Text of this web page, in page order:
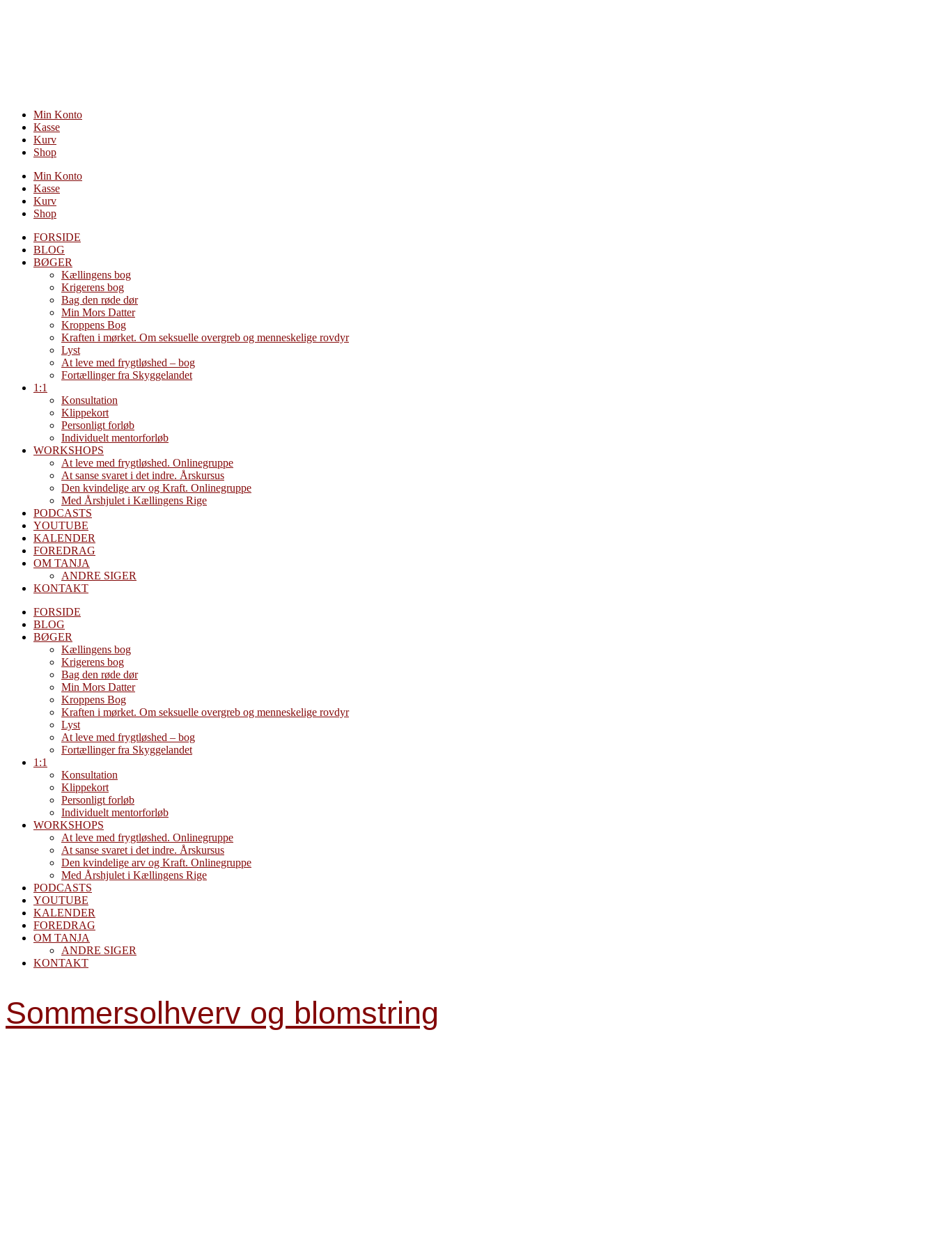
Min Konto
Kasse
Kurv
Shop
Min Konto
Kasse
Kurv
Shop
FORSIDE
BLOG
BØGER
Kællingens bog
Krigerens bog
Bag den røde dør
Min Mors Datter
Kroppens Bog
Kraften i mørket. Om seksuelle overgreb og menneskelige rovdyr
Lyst
At leve med frygtløshed – bog
Fortællinger fra Skyggelandet
1:1
Konsultation
Klippekort
Personligt forløb
Individuelt mentorforløb
WORKSHOPS
At leve med frygtløshed. Onlinegruppe
At sanse svaret i det indre. Årskursus
Den kvindelige arv og Kraft. Onlinegruppe
Med Årshjulet i Kællingens Rige
PODCASTS
YOUTUBE
KALENDER
FOREDRAG
OM TANJA
ANDRE SIGER
KONTAKT
FORSIDE
BLOG
BØGER
Kællingens bog
Krigerens bog
Bag den røde dør
Min Mors Datter
Kroppens Bog
Kraften i mørket. Om seksuelle overgreb og menneskelige rovdyr
Lyst
At leve med frygtløshed – bog
Fortællinger fra Skyggelandet
1:1
Konsultation
Klippekort
Personligt forløb
Individuelt mentorforløb
WORKSHOPS
At leve med frygtløshed. Onlinegruppe
At sanse svaret i det indre. Årskursus
Den kvindelige arv og Kraft. Onlinegruppe
Med Årshjulet i Kællingens Rige
PODCASTS
YOUTUBE
KALENDER
FOREDRAG
OM TANJA
ANDRE SIGER
KONTAKT
Sommersolhverv og blomstring